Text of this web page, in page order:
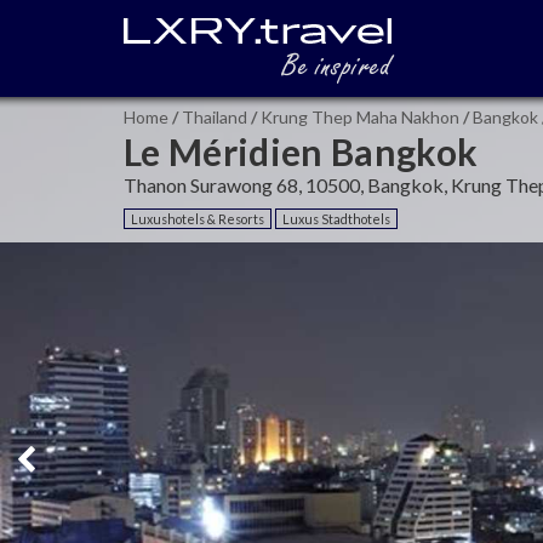
Home/ Thailand / Krung Thep Maha Nakhon /Bangkok
Le Méridien Bangkok
Thanon Surawong 68, 10500, Bangkok, Krung
Luxushotels & Resorts Luxus Stadthotels